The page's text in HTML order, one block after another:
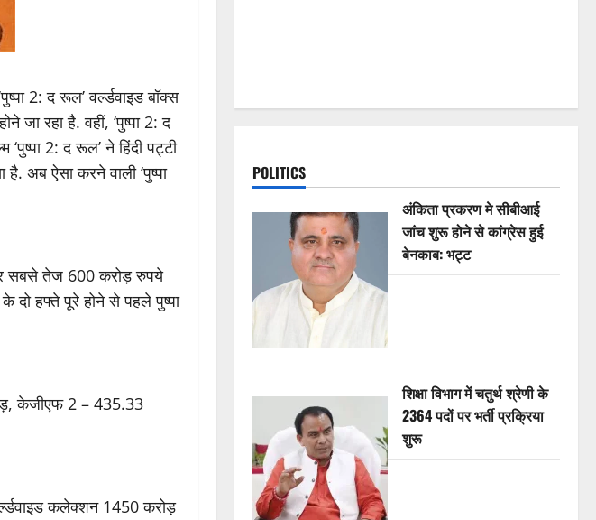
2: द रूल’ वर्ल्डवाइड बॉक्स
रहा है. वहीं, ‘पुष्पा 2: द
2: द रूल’ ने हिंदी पट्टी
अब ऐसा करने वाली ‘पुष्पा
सबसे तेज 600 करोड़ रुपये
दो हफ्ते पूरे होने से पहले पुष्पा
केजीएफ 2 – 435.33
कलेक्शन 1450 करोड़
POLITICS
अंकिता प्रकरण मे सीबीआई
जांच शुरू होने से कांग्रेस हुई
बेनकाब: भट्ट
शिक्षा विभाग में चतुर्थ श्रेणी के
2364 पदों पर भर्ती प्रक्रिया
शुरू